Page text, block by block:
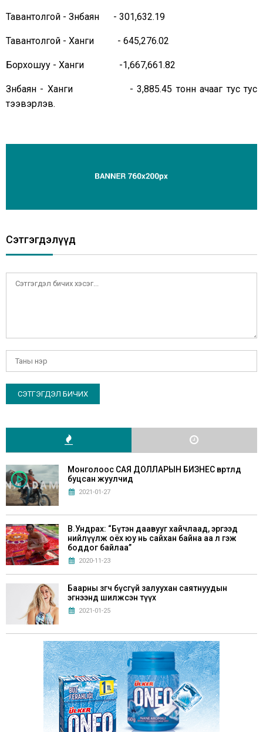
Тавантолгой - Зүүнбаян - 301,632.19
Тавантолгой - Ханги - 645,276.02
Борхошуу - Ханги -1,667,661.82
Зүүнбаян - Ханги - 3,885.45 тонн ачааг тус тус
тээвэрлэв.
Сэтгэгдэлүүд
Монголоос САЯ ДОЛЛАРЫН БИЗНЕС өвөртлөөд
буцсан жуулчид
2021-01-27
В.Ундрах: “Бүтэн даавууг хайчлаад, эргээд
нийлүүлж оёх юу нь сайхан байна аа л гэж
боддог байлаа”
2020-11-23
Баарны зөөгч бүсгүй залуухан саятнуудын
эгнээнд шилжсэн түүх
2021-01-25
Г.Билгүүдэй: “Хүүхдүүддээ Монгол аман
зохиол, үлгэрүүдийг маш сайн уншуулах
хэрэгтэй”
2021-05-28
Хөл хорионы үед эрхэлж болох 6 бизнес санаа
2020-11-21